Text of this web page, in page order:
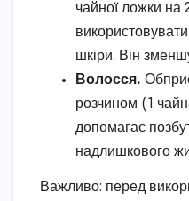
чайної ложки
шкіри. Він
Волосся.
розчином (1
допомагає
надлишкового
Важливо: перед